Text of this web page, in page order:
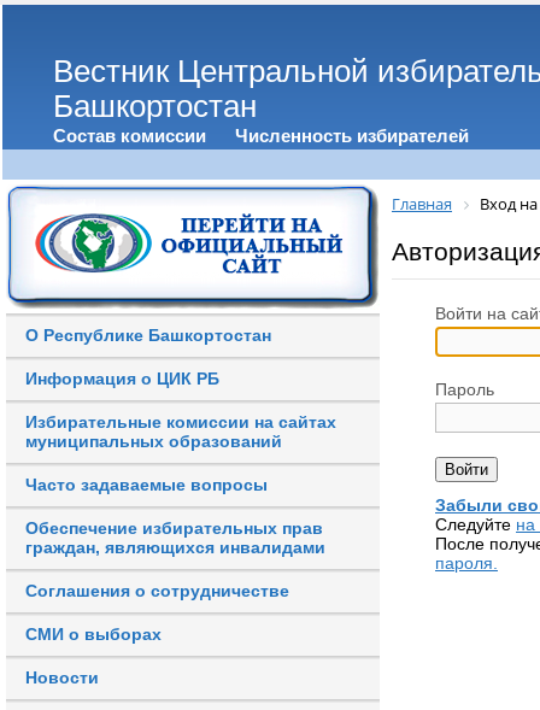
Вестник Центральной
Башкортостан
Состав комиссии Численность избирателей
О Республике Башкортостан
Информация о ЦИК РБ
Избирательные комиссии на сайтах
муниципальных образований
Часто задаваемые вопросы
Обеспечение избирательных прав
граждан, являющихся инвалидами
Соглашения о сотрудничестве
СМИ о выборах
Новости
Главная Вход на
Войти на
Пароль
Забыли
Следуйте на
После
пароля.